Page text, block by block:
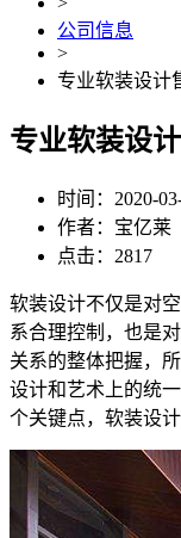
公司信息
>
专业软装设计
专业软装设
时间：2020-
作者：宝亿莱
点击：2817
软装设计不仅是对
系合理控制，也是
关系的整体把握，
设计和艺术上的统
个关键点，软装设计